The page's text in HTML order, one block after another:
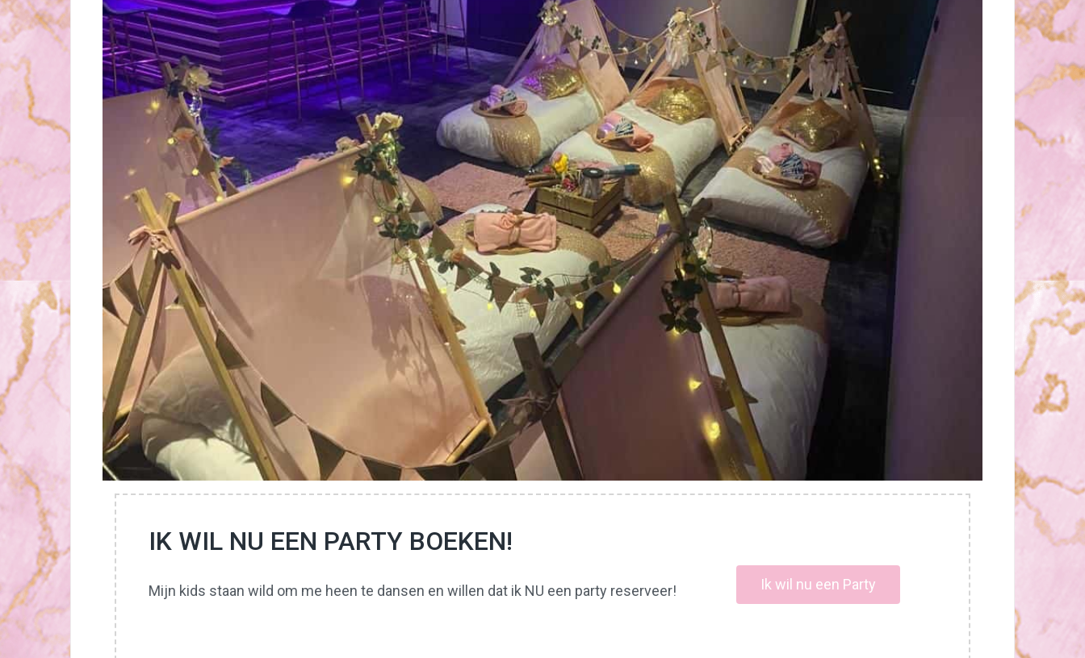
IK WIL NU EEN PARTY BOEKEN!
Mijn kids staan wild om me heen te dansen en willen dat ik NU een party reserveer! Ik wil nu een Party